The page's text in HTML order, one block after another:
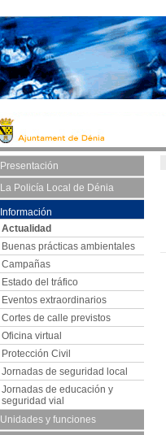
Presentación
La Policía Local de Dénia
Información
Actualidad
Buenas prácticas ambientales
Campañas
Estado del tráfico
Eventos extraordinarios
Cortes de calle previstos
Oficina virtual
Protección Civil
Jornadas de seguridad local
Jornadas de educación y
seguridad vial
Unidades y funciones